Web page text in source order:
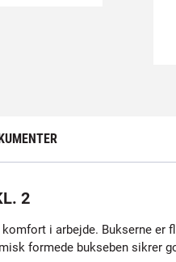
2
i arbejde. Bukserne
formede bukseben sikrer